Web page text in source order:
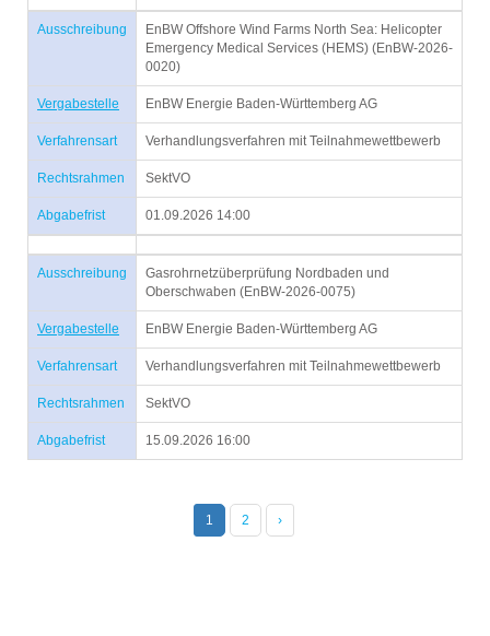
Ausschreibung
EnBW Offshore Wind Farms North Sea: Helicopter
Emergency Medical Services (HEMS) (EnBW-2026-
0020)
Vergabestelle EnBW Energie Baden-Württemberg AG
Verfahrensart Verhandlungsverfahren mit Teilnahmewettbewerb
Rechtsrahmen SektVO
Abgabefrist 01.09.2026 14:00
Ausschreibung
Gasrohrnetzüberprüfung Nordbaden und
Oberschwaben (EnBW-2026-0075)
Vergabestelle EnBW Energie Baden-Württemberg AG
Verfahrensart Verhandlungsverfahren mit Teilnahmewettbewerb
Rechtsrahmen SektVO
Abgabefrist 15.09.2026 16:00
1 2 ›